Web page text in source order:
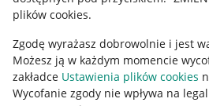
plików cookies.
Zgodę wyrażasz dobrowolnie i jest
Możesz ją w każdym momencie
zakładce Ustawienia plików cookies
Wycofanie zgody nie wpływa na
Informacje dla Aktu o Usługach
Pobierz aplikację